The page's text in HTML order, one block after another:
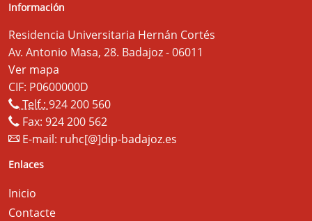
Información
Residencia Universitaria Hernán Cortés
Av. Antonio Masa, 28. Badajoz - 06011
Ver mapa
CIF: P0600000D
Telf.: 924 200 560
Fax: 924 200 562
E-mail: ruhc[@]dip-badajoz.es
Enlaces
Inicio
Contacte